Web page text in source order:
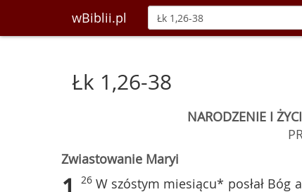
wBiblii.pl
Łk 1,26-38
NARODZENIE I
Zwiastowanie Maryi
26 W szóstym miesiącu* posłał Bóg